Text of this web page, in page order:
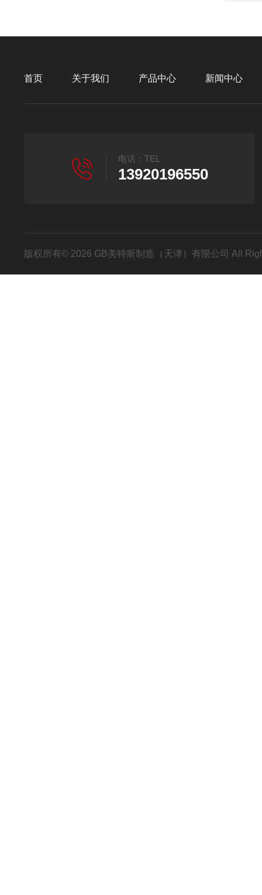
首页 关于我们 产品中心 新闻中心
电话：TEL
13920196550
版权所有© 2026 GB美特斯制造（天津）有限公司 All